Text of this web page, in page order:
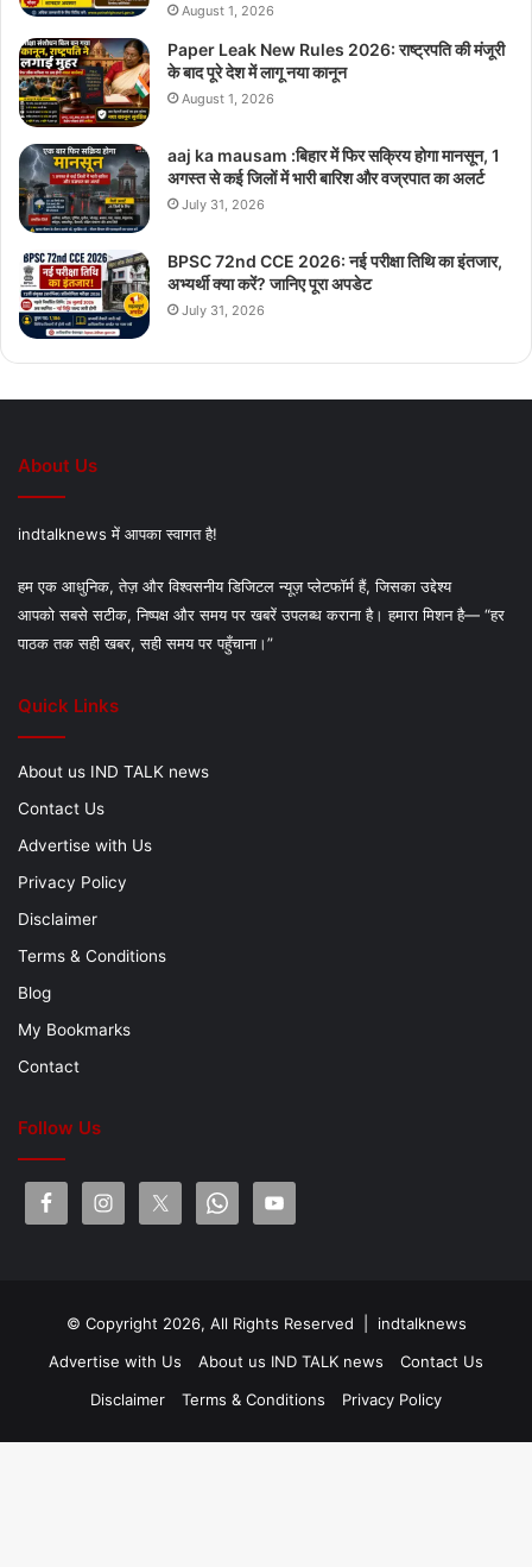
August 1, 2026
Paper Leak New Rules 2026: राष्ट्रपति की मंजूरी
के बाद पूरे देश में लागू नया कानून
August 1, 2026
aaj ka mausam :बिहार में फिर सक्रिय होगा मानसून, 1
अगस्त से कई जिलों में भारी बारिश और वज्रपात का अलर्ट
July 31, 2026
BPSC 72nd CCE 2026: नई परीक्षा तिथि का इंतजार,
अभ्यर्थी क्या करें? जानिए पूरा अपडेट
July 31, 2026
About Us
indtalknews में आपका स्वागत है!
हम एक आधुनिक, तेज़ और विश्वसनीय डिजिटल न्यूज़ प्लेटफॉर्म हैं, जिसका उद्देश्य
आपको सबसे सटीक, निष्पक्ष और समय पर खबरें उपलब्ध कराना है। हमारा मिशन है— “हर
पाठक तक सही खबर, सही समय पर पहुँचाना।”
Quick Links
About us IND TALK news
Contact Us
Advertise with Us
Privacy Policy
Disclaimer
Terms & Conditions
Blog
My Bookmarks
Contact
Follow Us
© Copyright 2026, All Rights Reserved | indtalknews
Advertise with Us
About us IND TALK news
Contact Us
Disclaimer
Terms & Conditions Privacy Policy